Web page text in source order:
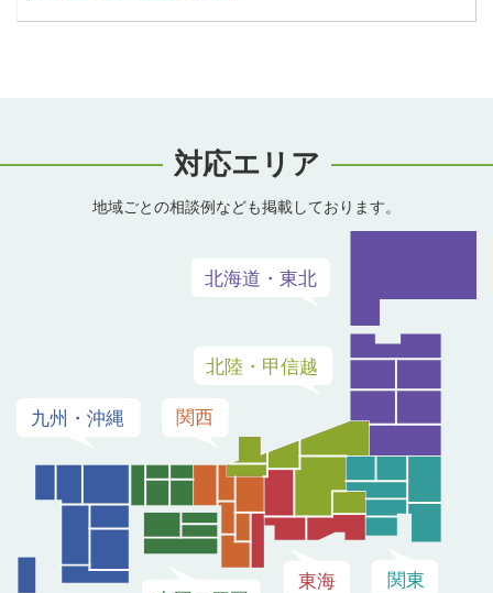
対応エリア
地域ごとの相談例なども掲載しております。